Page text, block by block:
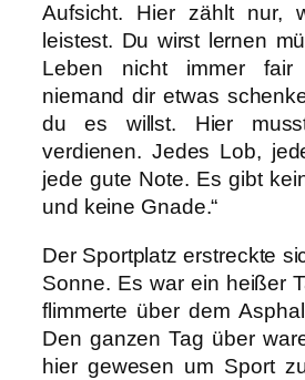
Aufsicht. Hier zählt nur,
leistest. Du wirst lernen
Leben nicht immer
niemand dir etwas
du es willst. Hier
verdienen. Jedes Lob,
jede gute Note. Es gibt
und keine Gnade.“
Der Sportplatz erstreckte
Sonne. Es war ein heißer
flimmerte über dem
Den ganzen Tag über
hier gewesen um Sport